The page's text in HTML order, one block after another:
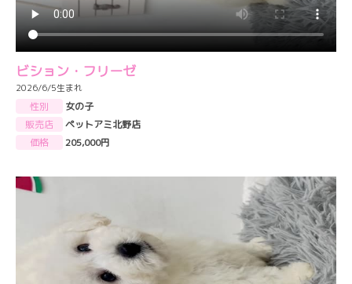
ビション・フリーゼ
2026/6/5生まれ
性別
女の子
販売店
ペットアミ北野店
価格
205,000円